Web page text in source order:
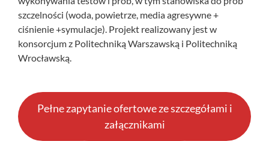
szczelności (woda, powietrze, media agresywne +
ciśnienie +symulacje). Projekt realizowany jest w
konsorcjum z Politechniką Warszawską i Politechniką
Wrocławską.
Pełne zapytanie ofertowe ze szczegółami i
załącznikami